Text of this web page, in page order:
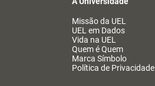
Missão da UEL
UEL em Dados
Vida na UEL
Quem é Quem
Marca Símbolo
Política de Privacidade